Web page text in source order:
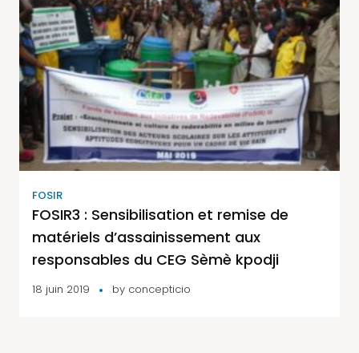
FOSIR
FOSIR3 : Sensibilisation et remise de
matériels d’assainissement aux
responsables du CEG Sèmè kpodji
18 juin 2019 by concepticio